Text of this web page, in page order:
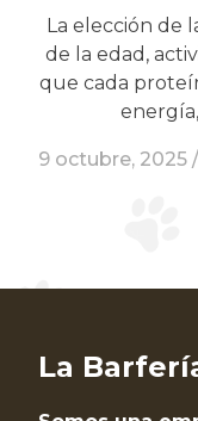
La elección de
de la edad,
que cada
9 octubre, 2025 /
La